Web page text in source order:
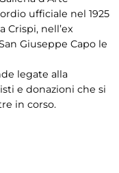
ufficiale nel 1925
Crispi, nell’ex
Giuseppe Capo le
legate alla
e donazioni che si
in corso.